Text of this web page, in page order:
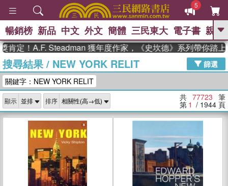
5
GO
熱搜： 東野圭吾 高希均教授回憶錄
、 The Odyssey 、 父親節 、 如果歷
獎 臺灣漫遊錄 、 方念華 、 台灣的李
登輝時代
數學女孩：黎曼猜想 、
偉大的迷走神經
暢銷榜 新品 中文 外文 簡體 三民東大 電子書 親子
A.F. Steadman 獲年度作家，《史坎德》系列帶你踏上熱血奇
搜尋結果/ NEW YORK RELIT
篩選
關鍵字：NEW YORK RELIT
顯示 排序 共 77723 筆
第 1 / 1944 頁